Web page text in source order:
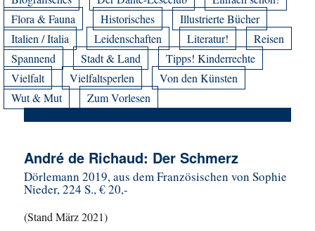
Flora & Fauna
Historisches
Illustrierte Bücher
Italien / Italia
Leidenschaften Literatur!
Reisen
Spannend
Stadt & Land
Tipps! Kinderrechte
Vielfalt
Vielfaltsperlen
Von den Künsten
Wut & Mut
Zum Vorlesen
André de Richaud: Der Schmerz
Dörlemann 2019, aus dem Französischen von Sophie
Nieder, 224 S., € 20,-
(Stand März 2021)